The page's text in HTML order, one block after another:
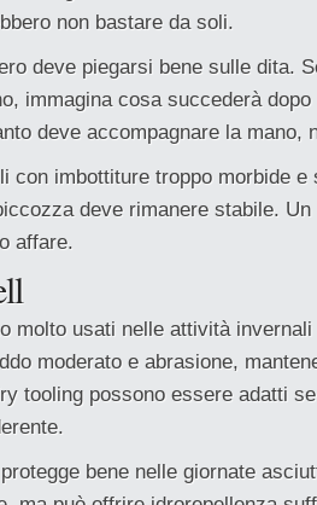
non bastare da soli.
deve piegarsi bene sulle dita.
immagina cosa succederà
deve accompagnare la mano,
con imbottiture troppo morbide
deve rimanere stabile.
affare.
molto usati nelle attività
moderato e abrasione,
tooling possono essere adatti
bene nelle giornate